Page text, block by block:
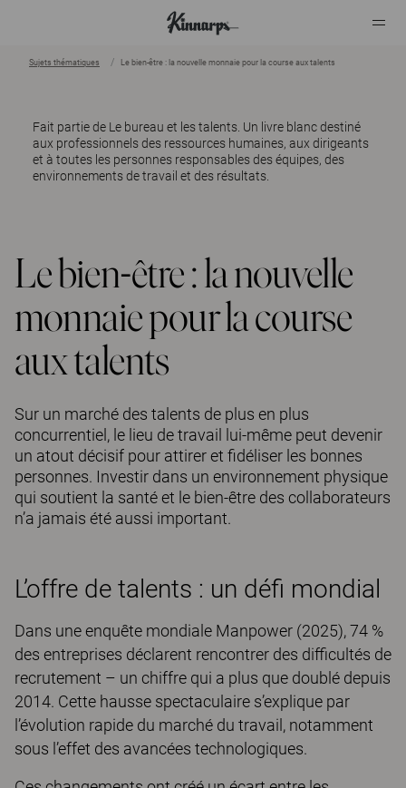
Sujets thématiques Le bien-être : la nouvelle monnaie pour la course aux talents
Fait partie de Le bureau et les talents. Un livre blanc destiné
aux professionnels des ressources humaines, aux dirigeants
et à toutes les personnes responsables des équipes, des
environnements de travail et des résultats.
Le bien-être : la nouvelle
monnaie pour la course
aux talents
Sur un marché des talents de plus en plus
concurrentiel, le lieu de travail lui-même peut devenir
un atout décisif pour attirer et fidéliser les bonnes
personnes. Investir dans un environnement physique
qui soutient la santé et le bien-être des collaborateurs
n’a jamais été aussi important.
L’offre de talents : un défi mondial
Dans une enquête mondiale Manpower (2025), 74 %
des entreprises déclarent rencontrer des difficultés de
recrutement – un chiffre qui a plus que doublé depuis
2014. Cette hausse spectaculaire s’explique par
l’évolution rapide du marché du travail, notamment
sous l’effet des avancées technologiques.